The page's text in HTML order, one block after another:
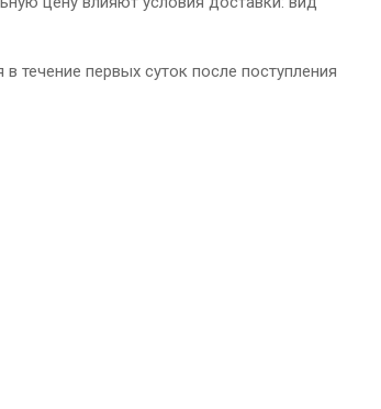
течение первых суток после поступления